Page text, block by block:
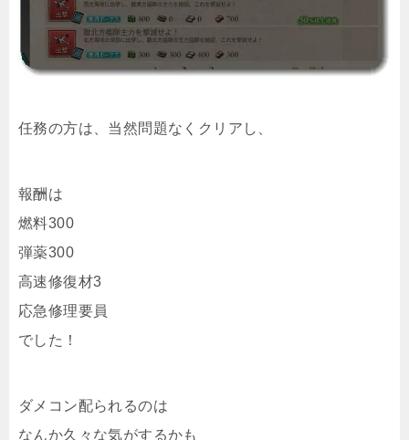
任務の方は、当然問題なくクリアし、
報酬は
燃料300
弾薬300
高速修復材3
応急修理要員
でした！
ダメコン配られるのは
なんか久々な気がするかも